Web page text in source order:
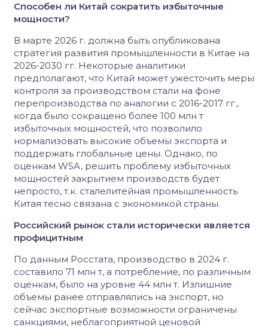
Способен ли Китай сократить избыточные
мощности?
В марте 2026 г. должна быть опубликована
стратегия развития промышленности в Китае на
2026-2030 гг. Некоторые аналитики
предполагают, что Китай может ужесточить меры
контроля за производством стали на фоне
перепроизводства по аналогии с 2016-2017 гг.,
когда было сокращено более 100 млн т
избыточных мощностей, что позволило
нормализовать высокие объемы экспорта и
поддержать глобальные цены. Однако, по
оценкам WSA, решить проблему избыточных
мощностей закрытием производств будет
непросто, т.к. сталелитейная промышленность
Китая тесно связана с экономикой страны.
Российский рынок стали исторически является
профицитным
По данным Росстата, производство в 2024 г.
составило 71 млн т, а потребление, по различным
оценкам, было на уровне 44 млн т. Излишние
объемы ранее отправлялись на экспорт, но
сейчас экспортные возможности ограничены
санкциями, неблагоприятной ценовой